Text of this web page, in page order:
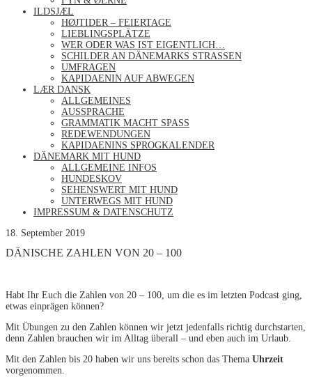
ILDSJÆL
HØJTIDER – FEIERTAGE
LIEBLINGSPLÄTZE
WER ODER WAS IST EIGENTLICH…
SCHILDER AN DÄNEMARKS STRASSEN
UMFRAGEN
KAPIDAENIN AUF ABWEGEN
LÆR DANSK
ALLGEMEINES
AUSSPRACHE
GRAMMATIK MACHT SPASS
REDEWENDUNGEN
KAPIDAENINS SPROGKALENDER
DÄNEMARK MIT HUND
ALLGEMEINE INFOS
HUNDESKOV
SEHENSWERT MIT HUND
UNTERWEGS MIT HUND
IMPRESSUM & DATENSCHUTZ
18. September 2019
DÄNISCHE ZAHLEN VON 20 – 100
Habt Ihr Euch die Zahlen von 20 – 100, um die es im letzten Podcast ging,
etwas einprägen können?
Mit Übungen zu den Zahlen können wir jetzt jedenfalls richtig durchstarten,
denn Zahlen brauchen wir im Alltag überall – und eben auch im Urlaub.
Mit den Zahlen bis 20 haben wir uns bereits schon das Thema Uhrzeit
vorgenommen.